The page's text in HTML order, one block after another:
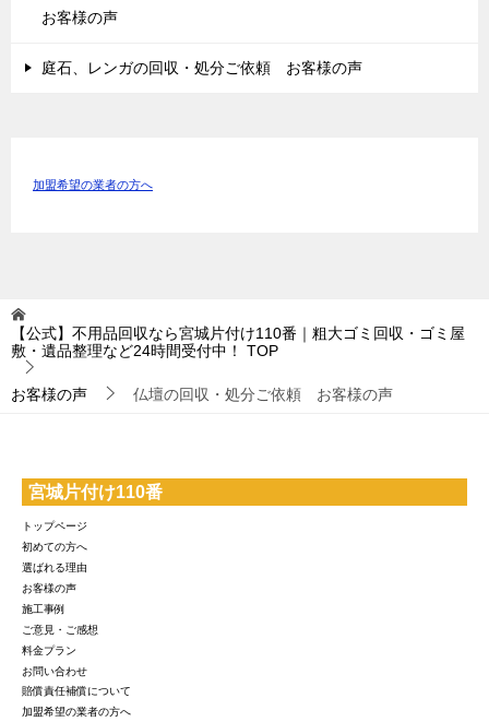
お客様の声
庭石、レンガの回収・処分ご依頼 お客様の声
加盟希望の業者の方へ
【公式】不用品回収なら宮城片付け110番｜粗大ゴミ回収・ゴミ屋
敷・遺品整理など24時間受付中！
TOP
お客様の声 仏壇の回収・処分ご依頼 お客様の声
宮城片付け110番
トップページ
初めての方へ
選ばれる理由
お客様の声
施工事例
ご意見・ご感想
料金プラン
お問い合わせ
賠償責任補償について
加盟希望の業者の方へ